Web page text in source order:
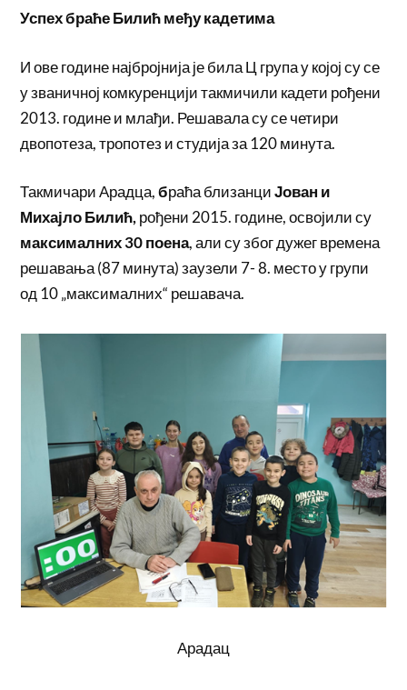
Успех браће Билић међу кадетима
И ове године најбројнија је била Ц група у којој су се
у званичној комкуренцији такмичили кадети рођени
2013. године и млађи. Решавала су се четири
двопотеза, тропотез и студија за 120 минута.
Такмичари Арадца,браћа близанциЈован и
Михајло Билић,рођени 2015. године, освојили су
максималних 30 поена, али су због дужег времена
решавања (87 минута) заузели 7- 8. место у групи
од 10 „максималних“ решавача.
Арадац